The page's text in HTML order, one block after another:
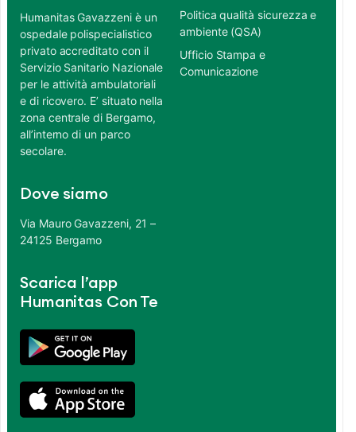
Humanitas Gavazzeni è un
ospedale polispecialistico
privato accreditato con il
Servizio Sanitario Nazionale
per le attività ambulatoriali
e di ricovero. E’ situato nella
zona centrale di Bergamo,
all’interno di un parco
secolare.
Dove siamo
Via Mauro Gavazzeni, 21 –
24125 Bergamo
Scarica l’app
Humanitas Con Te
Politica qualità sicurezza e
ambiente (QSA)
Ufficio Stampa e
Comunicazione